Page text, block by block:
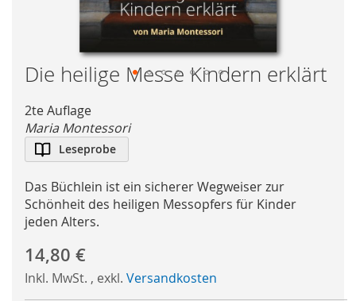
to
the
beginning
of
the
images
gallery
Die heilige Messe Kindern erklärt
2te Auflage
Maria Montessori
Leseprobe
Das Büchlein ist ein sicherer Wegweiser zur
Schönheit des heiligen Messopfers für Kinder
jeden Alters.
14,80 €
Inkl. MwSt. , exkl. Versandkosten